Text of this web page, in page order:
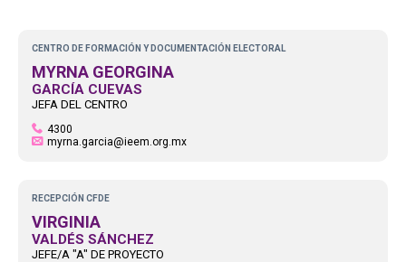
CENTRO DE FORMACIÓN Y DOCUMENTACIÓN ELECTORAL
MYRNA GEORGINA
GARCÍA CUEVAS
JEFA DEL CENTRO
4300
myrna.garcia@ieem.org.mx
RECEPCIÓN CFDE
VIRGINIA
VALDÉS SÁNCHEZ
JEFE/A "A" DE PROYECTO